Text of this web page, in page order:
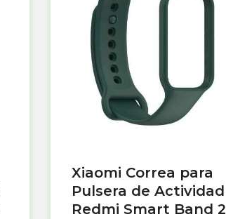
Xiaomi Correa para
Pulsera de Actividad
Redmi Smart Band 2